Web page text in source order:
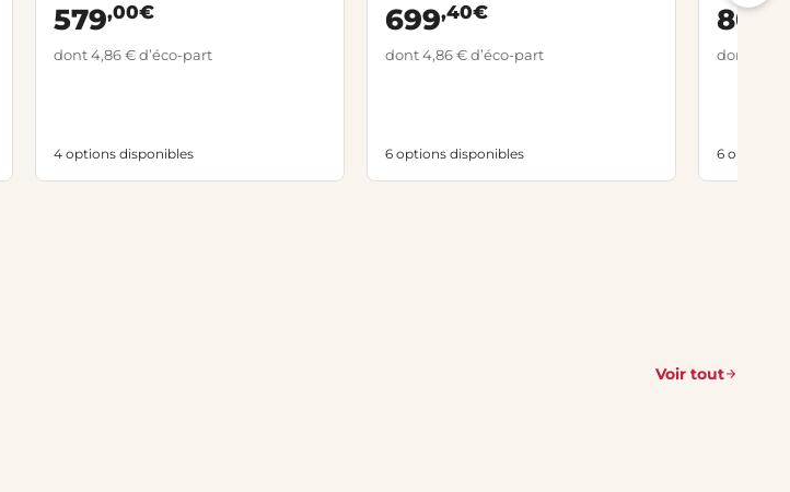
579,00€
dont 4,86 € d’éco-part
4 options disponibles
699,40€
dont 4,86 € d’éco-part
6 options disponibles
809
dont 4,86
6 options
Voir tout